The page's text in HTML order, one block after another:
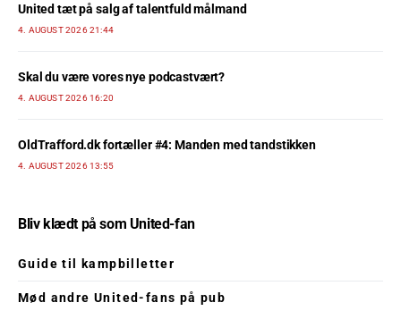
United tæt på salg af talentfuld målmand
4. AUGUST 2026 21:44
Skal du være vores nye podcastvært?
4. AUGUST 2026 16:20
OldTrafford.dk fortæller #4: Manden med tandstikken
4. AUGUST 2026 13:55
Bliv klædt på som United-fan
Guide til kampbilletter
Mød andre United-fans på pub